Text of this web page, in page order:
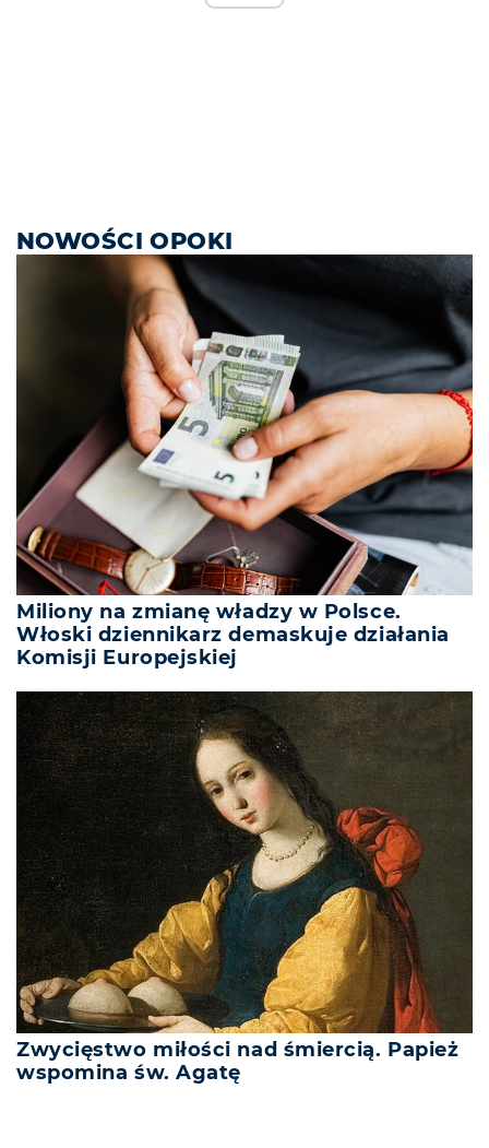
NOWOŚCI OPOKI
Miliony na zmianę władzy w Polsce.
Włoski dziennikarz demaskuje działania
Komisji Europejskiej
Zwycięstwo miłości nad śmiercią. Papież
wspomina św. Agatę